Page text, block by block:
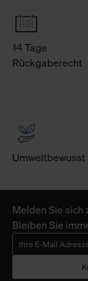
Technologien sowie
finden Sie in
14 Tage
Rückgaberecht
Umweltbewusst
Melden Sie
Bleiben Sie